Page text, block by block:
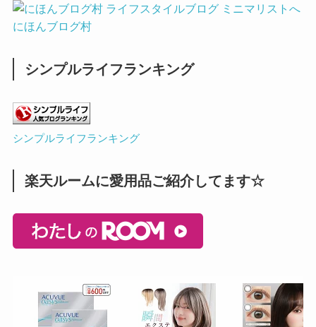
にほんブログ村
シンプルライフランキング
シンプルライフランキング
楽天ルームに愛用品ご紹介してます☆